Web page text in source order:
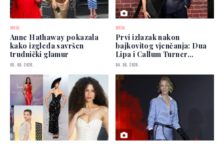
MODA
Anne Hathaway pokazala
kako izgleda savršen
trudnički glamur
05. 08. 2026.
MODA
Prvi izlazak nakon
bajkovitog vjenčanja: Dua
Lipa i Callum Turner
zablistali u New Yorku
04. 08. 2026.